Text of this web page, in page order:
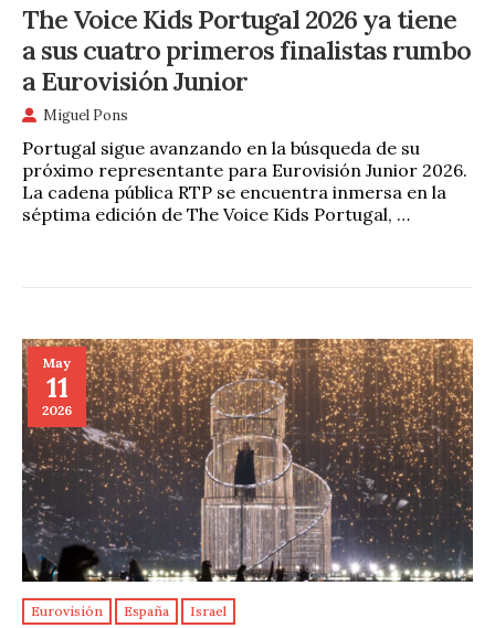
The Voice Kids Portugal 2026 ya tiene
a sus cuatro primeros finalistas rumbo
a Eurovisión Junior
Miguel Pons
Portugal sigue avanzando en la búsqueda de su
próximo representante para Eurovisión Junior 2026.
La cadena pública RTP se encuentra inmersa en la
séptima edición de The Voice Kids Portugal, …
May
11
2026
Eurovisión España Israel